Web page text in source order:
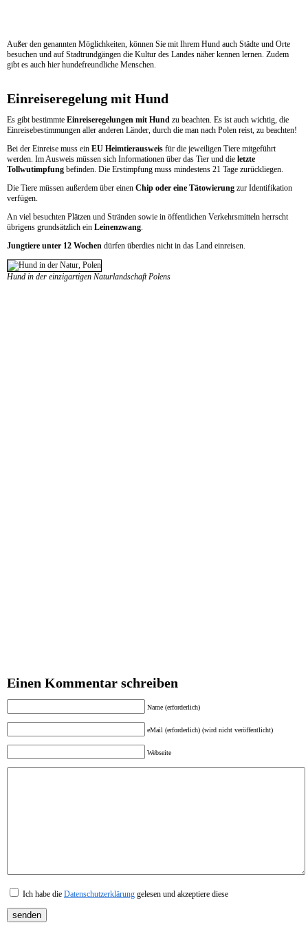
Außer den genannten Möglichkeiten, können Sie mit Ihrem Hund auch Städte und Orte
besuchen und auf Stadtrundgängen die Kultur des Landes näher kennen lernen. Zudem
gibt es auch hier hundefreundliche Menschen.
Einreiseregelung mit Hund
Es gibt bestimmte Einreiseregelungen mit Hund zu beachten. Es ist auch wichtig, die
Einreisebestimmungen aller anderen Länder, durch die man nach Polen reist, zu beachten!
Bei der Einreise muss ein EU Heimtierausweis für die jeweiligen Tiere mitgeführt
werden. Im Ausweis müssen sich Informationen über das Tier und die letzte
Tollwutimpfung befinden. Die Erstimpfung muss mindestens 21 Tage zurückliegen.
Die Tiere müssen außerdem über einen Chip oder eine Tätowierung zur Identifikation
verfügen.
An viel besuchten Plätzen und Stränden sowie in öffentlichen Verkehrsmitteln herrscht
übrigens grundsätzlich ein Leinenzwang.
Jungtiere unter 12 Wochen dürfen überdies nicht in das Land einreisen.
Hund in der einzigartigen Naturlandschaft Polens
Einen Kommentar schreiben
Name (erforderlich)
eMail (erforderlich) (wird nicht veröffentlicht)
Webseite
Ich habe die Datenschutzerklärung gelesen und akzeptiere diese